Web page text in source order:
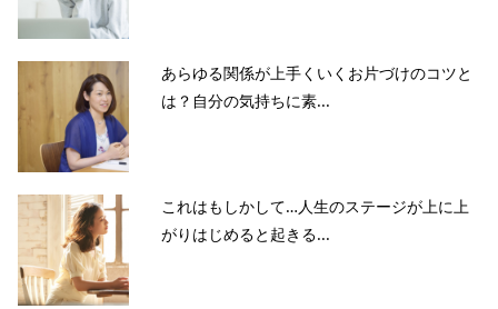
あらゆる関係が上手くいくお片づけのコツと
は？自分の気持ちに素...
これはもしかして…人生のステージが上に上
がりはじめると起きる...